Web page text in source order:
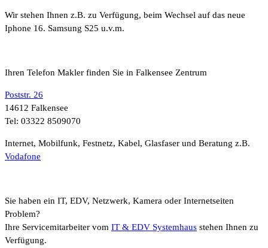
Wir stehen Ihnen z.B. zu Verfügung, beim Wechsel auf das neue
Iphone 16. Samsung S25 u.v.m.
Ihren Telefon Makler finden Sie in Falkensee Zentrum
Poststr. 26
14612 Falkensee
Tel: 03322 8509070
Internet, Mobilfunk, Festnetz, Kabel, Glasfaser und Beratung z.B.
Vodafone
Sie haben ein IT, EDV, Netzwerk, Kamera oder Internetseiten
Problem?
Ihre Servicemitarbeiter vom IT & EDV Systemhaus stehen Ihnen zu
Verfügung.